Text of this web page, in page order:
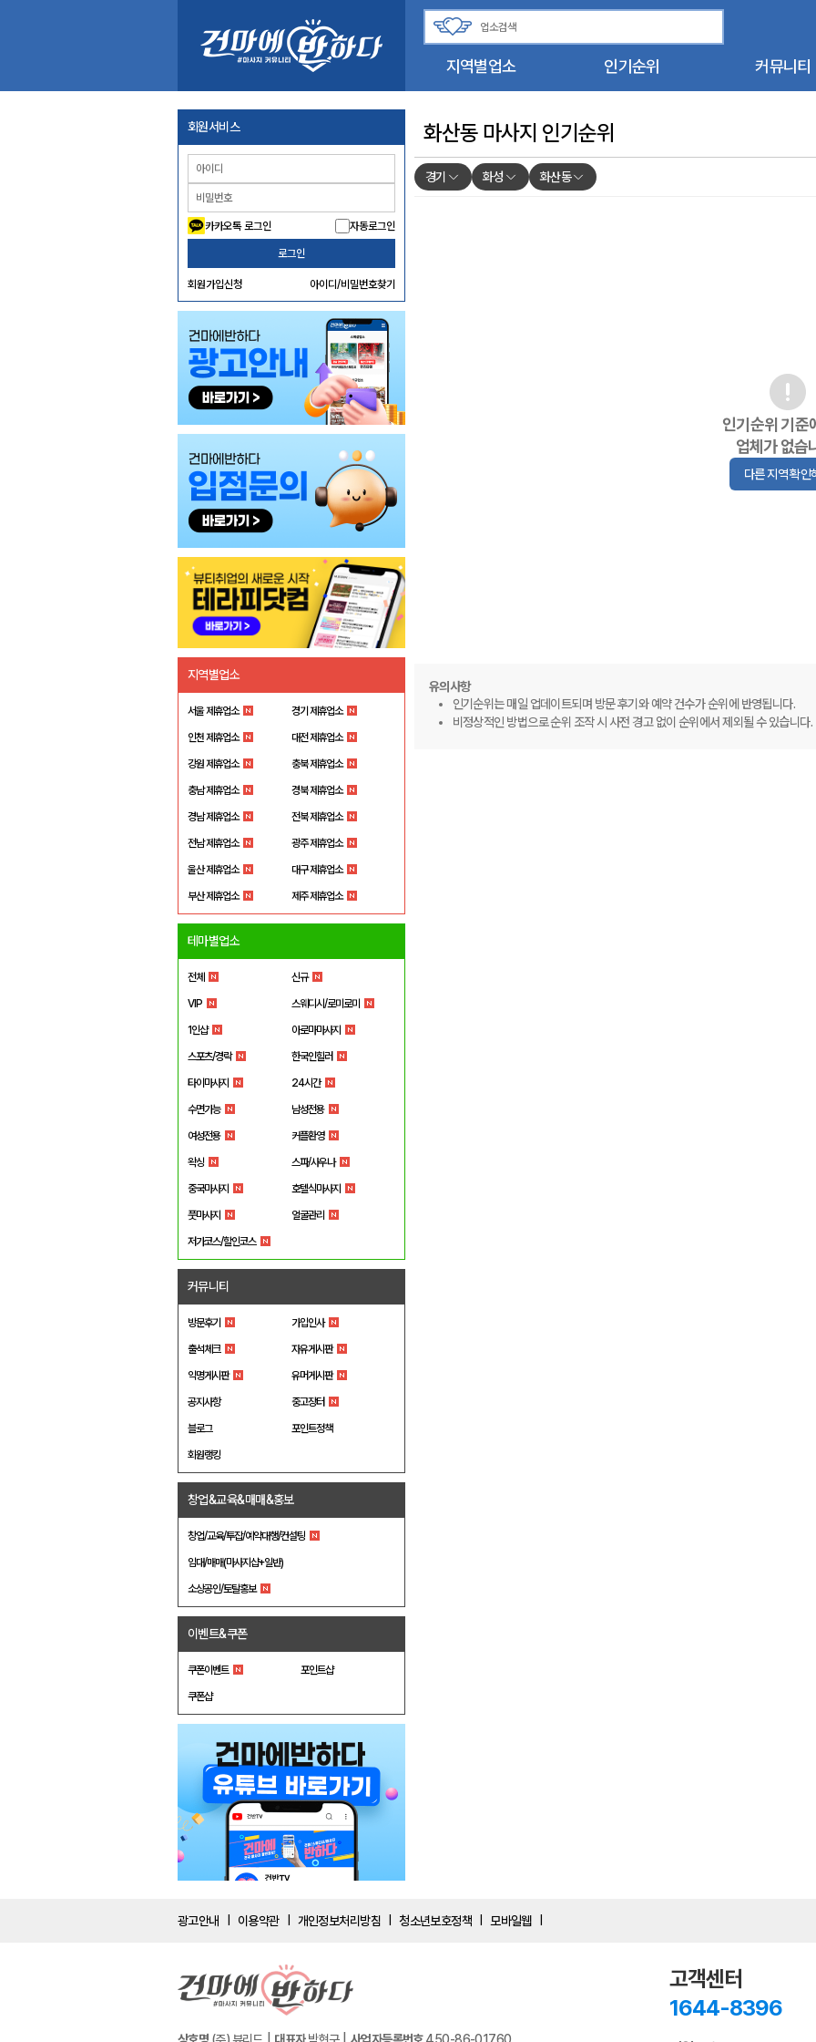
지역별업소 인기순위 커뮤니티
회원서비스
카카오톡 로그인 자동로그인
로그인
회원가입신청 아이디/비밀번호찾기
지역별업소
서울 제휴업소 경기 제휴업소
인천 제휴업소 대전 제휴업소
강원 제휴업소 충북 제휴업소
충남 제휴업소 경북 제휴업소
경남 제휴업소 전북 제휴업소
전남 제휴업소 광주 제휴업소
울산 제휴업소 대구 제휴업소
부산 제휴업소 제주 제휴업소
테마별업소
전체 신규
VIP 스웨디시/로미로미
1인샵 아로마마사지
스포츠/경락 한국인힐러
타이마사지 24시간
수면가능 남성전용
여성전용 커플환영
왁싱 스파/사우나
중국마사지 호텔식마사지
풋마사지 얼굴관리
저가코스/할인코스
커뮤니티
방문후기 가입인사
출석체크 자유게시판
익명게시판 유머게시판
공지사항 중고장터
블로그 포인트정책
회원랭킹
창업&교육&매매&홍보
창업/교육/투잡/예약대행/컨설팅
임대/매매(마사지샵+일반)
소상공인/토탈홍보
이벤트&쿠폰
쿠폰이벤트 포인트샵
쿠폰샵
화산동 마사지 인기순위
경기 화성 화산동
인기순위 기준
업체가 없습
다른 지역 확인
유의사항
인기순위는 매일 업데이트되며 방문 후기와 예약 건수가 순위에 반영됩니다.
비정상적인 방법으로 순위 조작 시 사전 경고 없이 순위에서 제외될 수 있습니다.
광고안내 이용약관 개인정보처리방침 청소년보호정책 모바일웹
고객센터
1644-8396